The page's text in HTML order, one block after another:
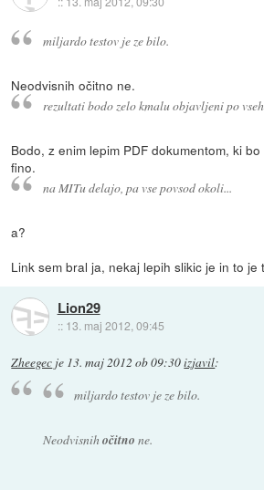
miljardo testov je ze bilo.
Neodvisnih očitno ne.
rezultati bodo zelo kmalu objavljeni po
Bodo, z enim lepim PDF dokumentom, ki
fino.
na MITu delajo, pa vse povsod okoli...
a?
Link sem bral ja, nekaj lepih slikic je in to je
Lion29
:: 13. maj 2012, 09:45
Zheegec je 13. maj 2012 ob 09:30izjavil:
miljardo testov je ze bilo.
Neodvisnihočitno ne.